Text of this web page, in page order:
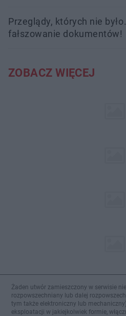
Przeglądy, których nie
fałszowanie dokumentów!
ZOBACZ WIĘCEJ
Żaden utwór zamieszczony w serwisie
rozpowszechniany lub dalej
tym także elektroniczny lub
eksploatacji w jakiejkolwiek formie,